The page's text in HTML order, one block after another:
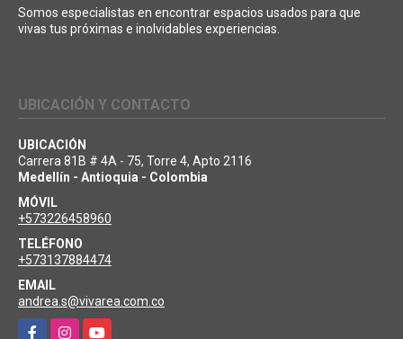
Somos especialistas en encontrar espacios usados para que
vivas tus próximas e inolvidables experiencias.
UBICACIÓN Y CONTACTO
UBICACIÓN
Carrera 81B # 4A - 75, Torre 4, Apto 2116
Medellín - Antioquia - Colombia
MÓVIL
+573226458960
TELÉFONO
+573137884474
EMAIL
andrea.s@vivarea.com.co
FacebookInstagramYouTube